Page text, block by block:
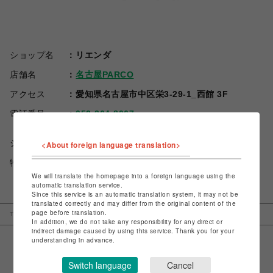
ショップ名
リエンダ
店舗名
名古屋PARCO
アクセス
愛知県名古屋市中区栄3-29-1_西館 3F
電話番号
052-264-8067
ショップお問い合わせはこちら
特定商取引法など法令に基づく表記はこちら
TOP 名古屋PARCO リエンダ
<About foreign language translation>
We will translate the homepage into a foreign language using the
automatic translation service.
Since this service is an automatic translation system, it may not be
translated correctly and may differ from the original content of the
page before translation.
In addition, we do not take any responsibility for any direct or
indirect damage caused by using this service. Thank you for your
understanding in advance.
Switch language Cancel